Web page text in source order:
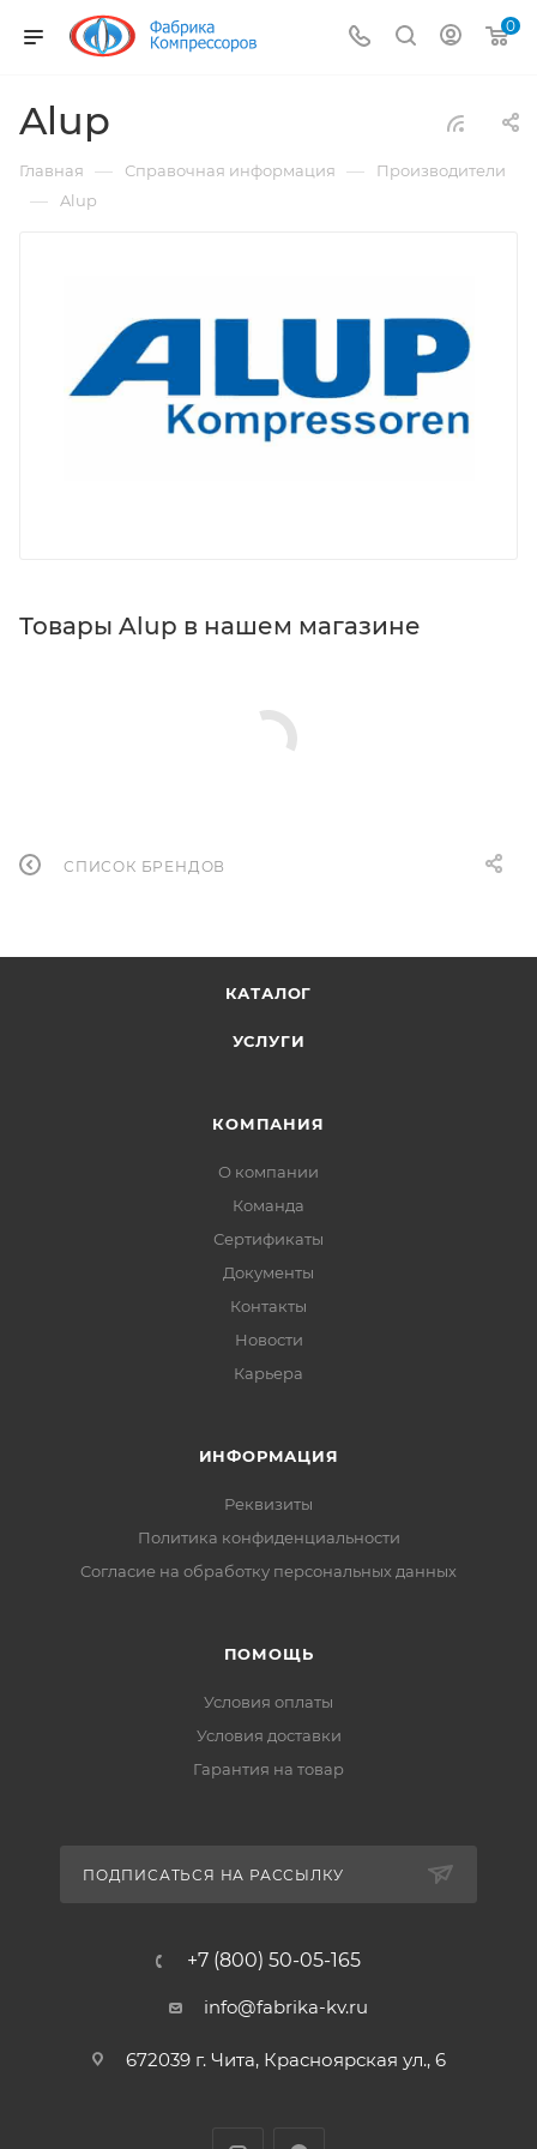
0
Alup
Главная — Справочная информация — Производители
— Alup
Товары Alup в нашем магазине
СПИСОК БРЕНДОВ
КАТАЛОГ
УСЛУГИ
КОМПАНИЯ
О компании
Команда
Сертификаты
Документы
Контакты
Новости
Карьера
ИНФОРМАЦИЯ
Реквизиты
Политика конфиденциальности
Cогласие на обработку персональных данных
ПОМОЩЬ
Условия оплаты
Условия доставки
Гарантия на товар
ПОДПИСАТЬСЯ НА РАССЫЛКУ
+7 (800) 50-05-165
info@fabrika-kv.ru
672039 г. Чита, Красноярская ул., 6